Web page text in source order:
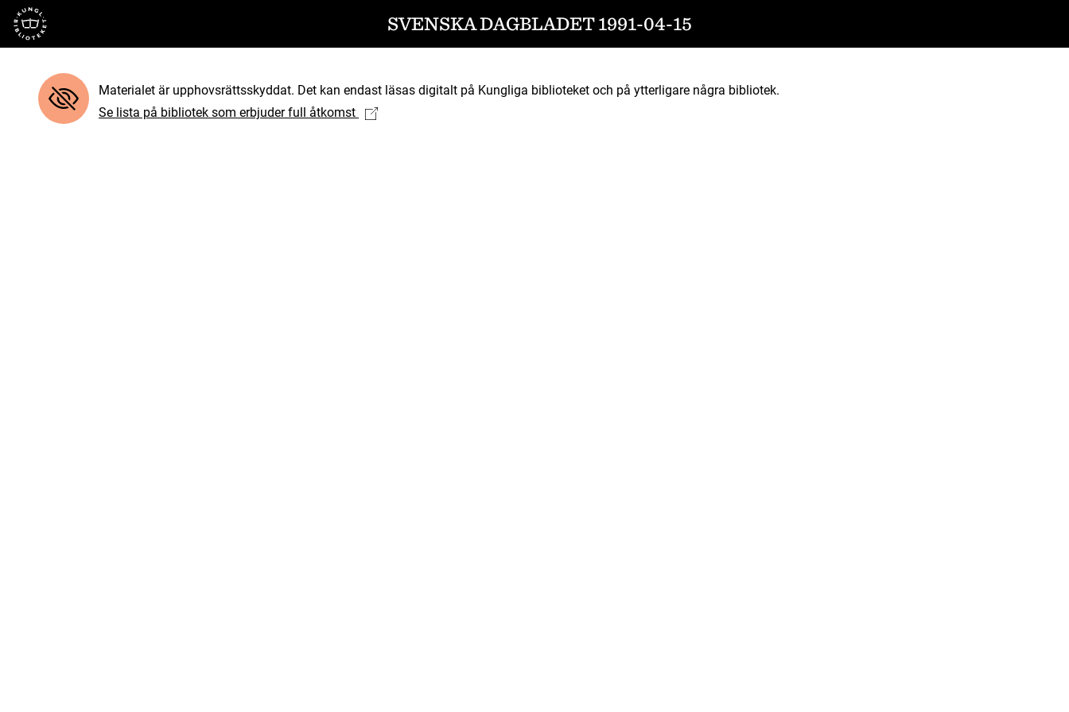
Till startsidan SVENSKA DAGBLADET 1991-04-15
Materialet är upphovsrättsskyddat. Det kan endast läsas digitalt på Kungliga biblioteket och på ytterligare några bibliotek.
Se lista på bibliotek som erbjuder full åtkomst